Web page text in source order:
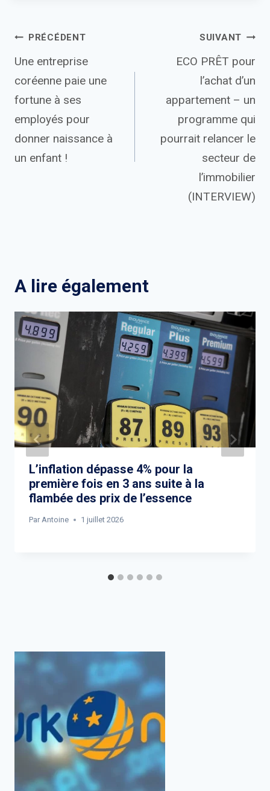
Navigation
de
l’article
PRÉCÉDENT
Une entreprise
coréenne paie une
fortune à ses
employés pour
donner naissance à
un enfant !
SUIVANT
ECO PRÊT pour
l’achat d’un
appartement – un
programme qui
pourrait relancer le
secteur de
l’immobilier
(INTERVIEW)
A lire également
L’inflation dépasse 4% pour la
première fois en 3 ans suite à la
flambée des prix de l’essence
Par Antoine 1 juillet 2026